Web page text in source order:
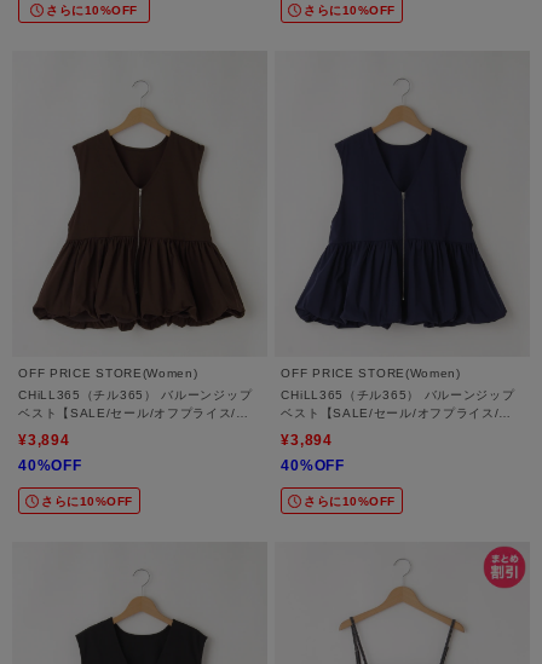
さらに10%OFF さらに10%OFF
OFF PRICE STORE(Women)
CHiLL365（チル365） バルーンジップ
ベスト【SALE/セール/オフプライス/カ
型カバー】
¥3,894
40%OFF
さらに10%OFF
OFF PRICE STORE(Women)
CHiLL365（チル365） バルーンジップ
ベスト【SALE/セール/オフプライス/カ
型カバー】
¥3,894
40%OFF
さらに10%OFF